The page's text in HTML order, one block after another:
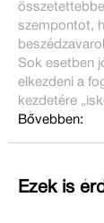
szempontot,
Sok esetben
elkezdeni a
kezdetére
Bővebben:
Ezek is